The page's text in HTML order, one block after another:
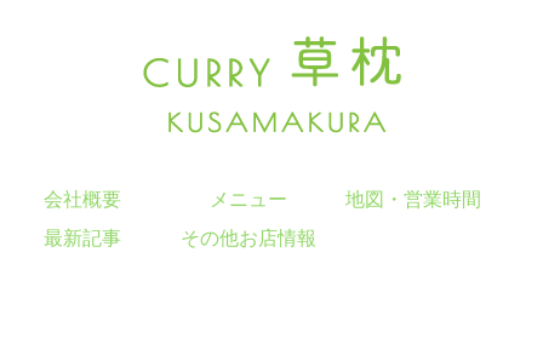
会社概要 メニュー
地図・営業時間
最新記事
その他お店情報